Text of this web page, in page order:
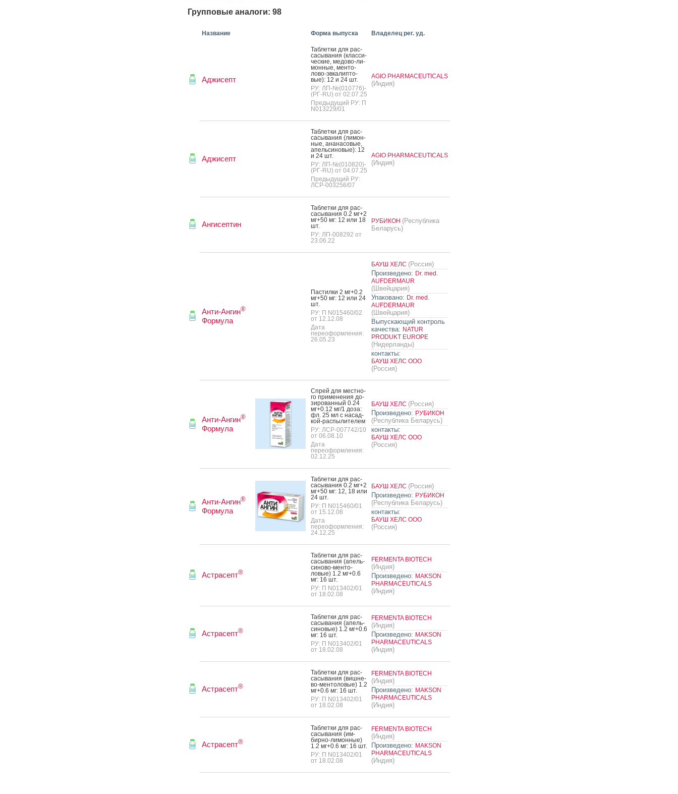
Групповые аналоги: 98
Название Форма выпуска Владелец рег. уд.
Аджисепт
Таб­летки для рас­
са­сыва­ния (клас­си­
чес­кие, ме­дово-ли­
мон­ные, мен­то­
лово-эв­ка­лип­то­
вые): 12 и 24 шт.
РУ: ЛП-№(010776)-
(РГ-RU) от 02.07.25
Предыдущий РУ: П
N013229/01
AGIO PHARMACEUTICALS
(Индия)
Аджисепт
Таб­летки для рас­
са­сыва­ния (ли­мон­
ные, ана­насо­вые,
апель­си­новые): 12
и 24 шт.
РУ: ЛП-№(010820)-
(РГ-RU) от 04.07.25
Предыдущий РУ:
ЛСР-003256/07
AGIO PHARMACEUTICALS
(Индия)
Ангисептин
Таб­летки для рас­
са­сыва­ния 0.2 мг+2
мг+50 мг: 12 или 18
шт.
РУ: ЛП-008292 от
23.06.22
РУБИКОН (Республика
Беларусь)
Анти-Ангин®
Формула
Пас­тилки 2 мг+0.2
мг+50 мг: 12 или 24
шт.
РУ: П N015460/02
от 12.12.08
Дата
переоформления:
26.05.23
БАУШ ХЕЛС (Россия)
Произведено: Dr. med.
AUFDERMAUR
(Швейцария)
Упаковано: Dr. med.
AUFDERMAUR
(Швейцария)
Выпускающий контроль
качества: NATUR
PRODUKT EUROPE
(Нидерланды)
контакты:
БАУШ ХЕЛС ООО
(Россия)
Анти-Ангин®
Формула
Спрей для мес­тно­
го при­мене­ния до­
зиро­ван­ный 0.24
мг+0.12 мг/1 до­за:
фл. 25 мл с на­сад­
кой-рас­пы­лите­лем
РУ: ЛСР-007742/10
от 06.08.10
Дата
переоформления:
02.12.25
БАУШ ХЕЛС (Россия)
Произведено: РУБИКОН
(Республика Беларусь)
контакты:
БАУШ ХЕЛС ООО
(Россия)
Анти-Ангин®
Формула
Таб­летки для рас­
са­сыва­ния 0.2 мг+2
мг+50 мг: 12, 18 или
24 шт.
РУ: П N015460/01
от 15.12.08
Дата
переоформления:
24.12.25
БАУШ ХЕЛС (Россия)
Произведено: РУБИКОН
(Республика Беларусь)
контакты:
БАУШ ХЕЛС ООО
(Россия)
Астрасепт®
Таб­летки для рас­
са­сыва­ния (апель­
си­ново-мен­то­
ловые) 1.2 мг+0.6
мг: 16 шт.
РУ: П N013402/01
от 18.02.08
FERMENTA BIOTECH
(Индия)
Произведено: MAKSON
PHARMACEUTICALS
(Индия)
Астрасепт®
Таб­летки для рас­
са­сыва­ния (апель­
си­новые) 1.2 мг+0.6
мг: 16 шт.
РУ: П N013402/01
от 18.02.08
FERMENTA BIOTECH
(Индия)
Произведено: MAKSON
PHARMACEUTICALS
(Индия)
Астрасепт®
Таб­летки для рас­
са­сыва­ния (виш­не­
во-мен­то­ловые) 1.2
мг+0.6 мг: 16 шт.
РУ: П N013402/01
от 18.02.08
FERMENTA BIOTECH
(Индия)
Произведено: MAKSON
PHARMACEUTICALS
(Индия)
Астрасепт®
Таб­летки для рас­
са­сыва­ния (им­
бирно-ли­мон­ные)
1.2 мг+0.6 мг: 16 шт.
РУ: П N013402/01
от 18.02.08
FERMENTA BIOTECH
(Индия)
Произведено: MAKSON
PHARMACEUTICALS
(Индия)